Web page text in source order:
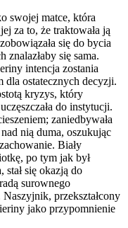
swojej matce, która
za to, że traktowała ją
się do bycia
się sama.
intencja zostania
dla ostatecznych decyzji.
kryzys, który
do instytucji.
zaniedbywała
nią duma, oszukując
Biały
po tym jak był
się okazją do
surownego
przekształcony
jako przypomnienie